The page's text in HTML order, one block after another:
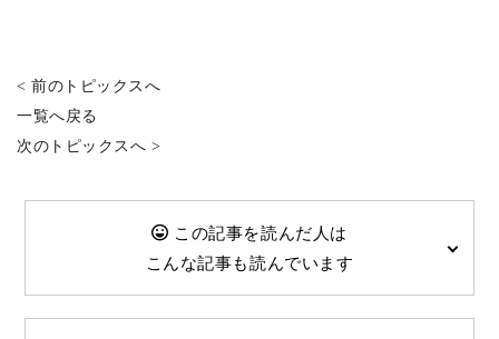
< 前のトピックスへ
一覧へ戻る
次のトピックスへ >
この記事を読んだ人は
こんな記事も読んでいます